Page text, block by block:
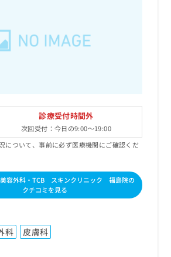
診療受付時間外
次回受付：今日の9:00～19:00
について、事前に必ず医療機関にご確認くだ
容外科・TCB スキンクリニック 福島院の
クチコミを見る
科 皮膚科